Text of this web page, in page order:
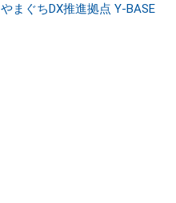
やまぐちDX推進拠点 Y-BASE